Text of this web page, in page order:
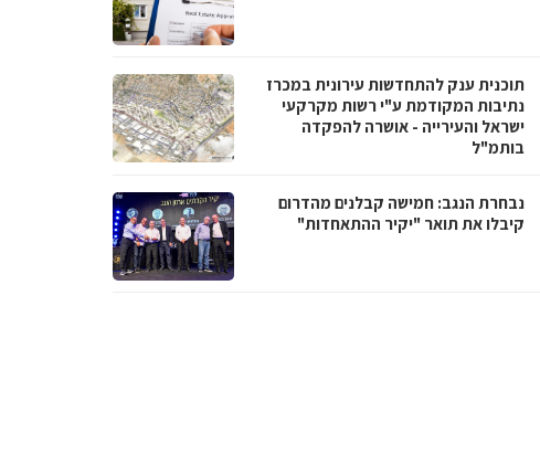
תוכנית ענק להתחדשות עירונית במכרז
נתיבות המקודמת ע"י רשות מקרקעי
ישראל והעירייה - אושרה להפקדה
בותמ"ל
נבחרת הנגב: חמישה קבלנים מהדרום
קיבלו את תואר "יקיר ההתאחדות"